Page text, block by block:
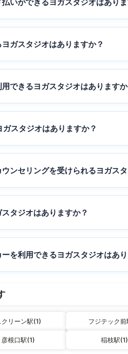
いができるヨガスタジオはあり
ガスタジオはありますか？
できるヨガスタジオはありますか
スタジオはありますか？
ンセリングを受けられるヨガス
タジオはありますか？
を利用できるヨガスタジオはあ
クリーン駅(1) フジテック前
彦根口駅(1) 稲枝駅(1)